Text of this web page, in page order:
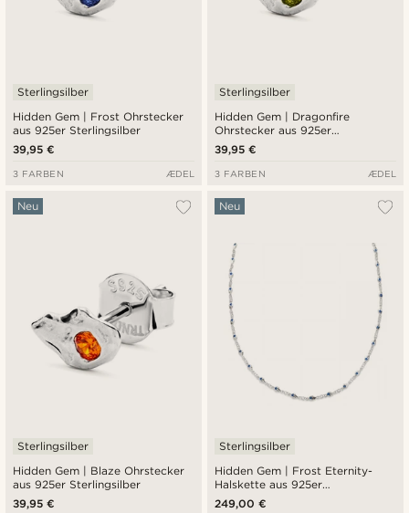
Hidden Gem | Frost Ohrstecker
aus 925er Sterlingsilber
Sterlingsilber
39,95 €
3 FARBEN ÆDEL
Hidden Gem | Dragonfire
Ohrstecker aus 925er
Sterlingsilber
Sterlingsilber
39,95 €
3 FARBEN ÆDEL
Hidden Gem | Blaze Ohrstecker
aus 925er Sterlingsilber
Neu
Sterlingsilber
39,95 €
Hidden Gem | Frost Eternity-
Halskette aus 925er
Sterlingsilber
Neu
Sterlingsilber
249,00 €